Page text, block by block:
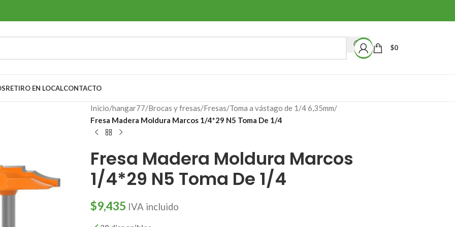
$0
RETIRO EN LOCALCONTACTO
Inicio/hangar77/Brocas y fresas/Fresas/Toma a vástago de 1/4 6,35mm/
Fresa Madera Moldura Marcos 1/4*29 N5 Toma De 1/4
Fresa Madera Moldura Marcos
1/4*29 N5 Toma De 1/4
$9,435 IVA incluido